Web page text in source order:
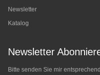
Newsletter
Katalog
Newsletter
Bitte senden Sie mir